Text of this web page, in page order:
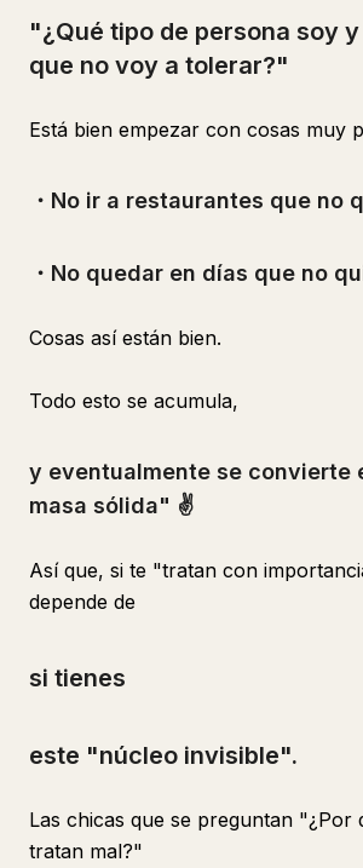
"¿Qué tipo de persona soy
que no voy a tolerar?"
Está bien empezar con cosas muy
・No ir a restaurantes que no
・No quedar en días que no
Cosas así están bien.
Todo esto se acumula,
y eventualmente se convierte
masa sólida" ✌️
Así que, si te "tratan con
depende de
si tienes
este "núcleo invisible".
Las chicas que se preguntan "¿Por
tratan mal?"